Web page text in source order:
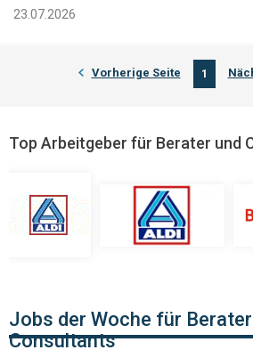
23.07.2026
Vorherige Seite 1
Top Arbeitgeber für Berater und
Jobs der Woche für
Consultants